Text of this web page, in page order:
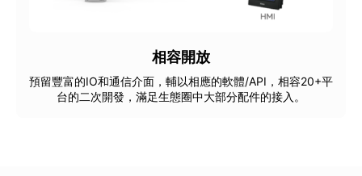
相容開放
預留豐富的IO和通信介面，輔以相應的軟體/API，相容20+平
台的二次開發，滿足生態圈中大部分配件的接入。